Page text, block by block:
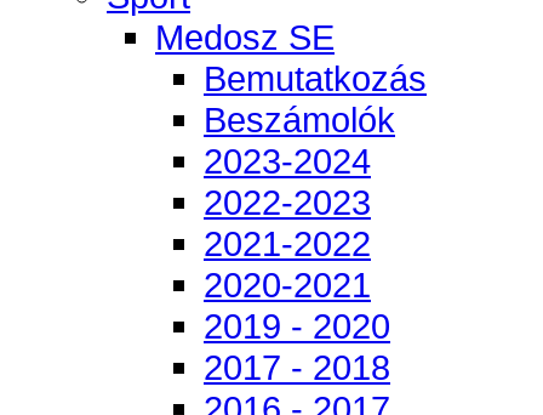
Medosz SE
Bemutatkozás
Beszámolók
2023-2024
2022-2023
2021-2022
2020-2021
2019 - 2020
2017 - 2018